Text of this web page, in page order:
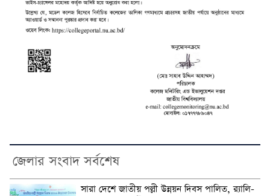
জেলার সংবাদ সর্বশেষ
সারা দেশে জাতীয় পল্লী উন্নয়ন দিবস পালিত, র‍্যালি-